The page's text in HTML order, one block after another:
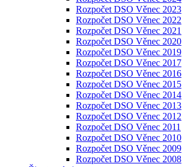
Rozpočet DSO Věnec 2023
Rozpočet DSO Věnec 2022
Rozpočet DSO Věnec 2021
Rozpočet DSO Věnec 2020
Rozpočet DSO Věnec 2019
Rozpočet DSO Věnec 2017
Rozpočet DSO Věnec 2016
Rozpočet DSO Věnec 2015
Rozpočet DSO Věnec 2014
Rozpočet DSO Věnec 2013
Rozpočet DSO Věnec 2012
Rozpočet DSO Věnec 2011
Rozpočet DSO Věnec 2010
Rozpočet DSO Věnec 2009
Rozpočet DSO Věnec 2008